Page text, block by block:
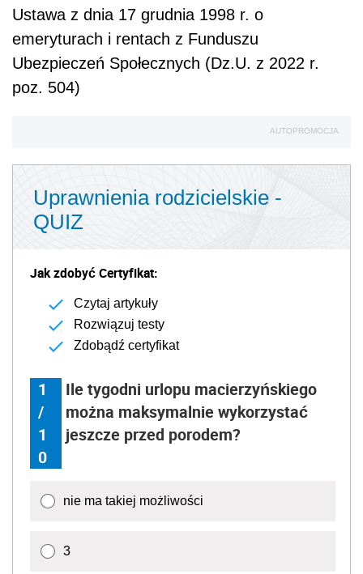
Ustawa z dnia 17 grudnia 1998 r. o
emeryturach i rentach z Funduszu
Ubezpieczeń Społecznych (Dz.U. z 2022 r.
poz. 504)
AUTOPROMOCJA
Uprawnienia rodzicielskie -
QUIZ
Jak zdobyć Certyfikat:
Czytaj artykuły
Rozwiązuj testy
Zdobądź certyfikat
1
/
1
0
Ile tygodni urlopu macierzyńskiego
można maksymalnie wykorzystać
jeszcze przed porodem?
nie ma takiej możliwości
3